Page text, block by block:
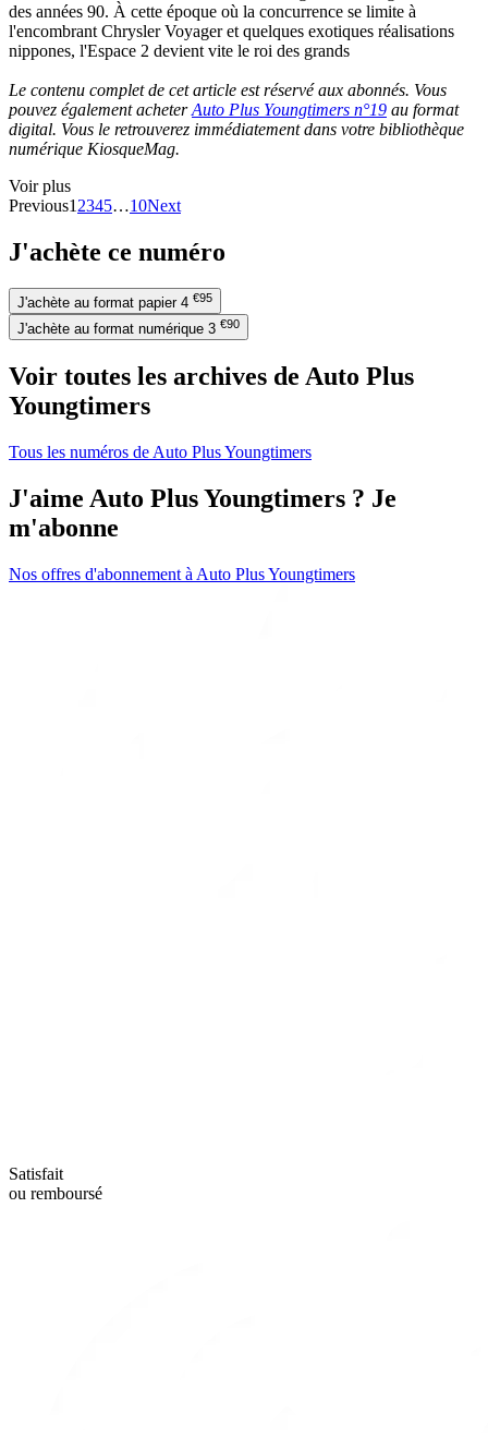
des années 90. À cette époque où la concurrence se limite à
l'encombrant Chrysler Voyager et quelques exotiques réalisations
nippones, l'Espace 2 devient vite le roi des grands
Le contenu complet de cet article est réservé aux abonnés. Vous
pouvez également acheterAuto Plus Youngtimers n°19 au format
digital. Vous le retrouverez immédiatement dans votre bibliothèque
numérique KiosqueMag.
Voir plus
Previous1 2345…10Next
J'achète ce numéro
J'achète au format papier 4 €95
J'achète au format numérique 3 €90
Voir toutes les archives de Auto Plus
Youngtimers
Tous les numéros de Auto Plus Youngtimers
J'aime Auto Plus Youngtimers ? Je
m'abonne
Nos offres d'abonnement à Auto Plus Youngtimers
Satisfait
ou remboursé